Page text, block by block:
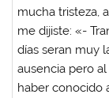
mucha tristeza,
me dijiste: «-
días seran muy
ausencia pero
haber conocido